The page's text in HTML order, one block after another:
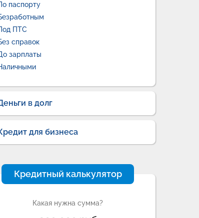
паспорту
ПТС
справок
зарплаты
в долг
для бизнеса
Кредитный калькулятор
Какая нужна сумма?